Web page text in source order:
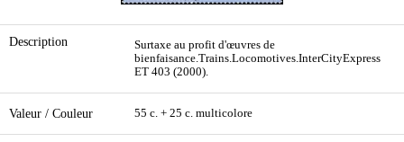
Description
Surtaxe au profit d'œuvres de
bienfaisance.Trains.Locomotives.InterCityExpress
ET 403 (2000).
Valeur / Couleur 55 c. + 25 c. multicolore